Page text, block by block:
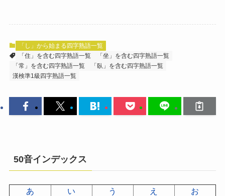
「し」から始まる四字熟語一覧
「住」を含む四字熟語一覧
「坐」を含む四字熟語一覧
「常」を含む四字熟語一覧
「臥」を含む四字熟語一覧
漢検準1級四字熟語一覧
50音インデックス
あ い う え
お